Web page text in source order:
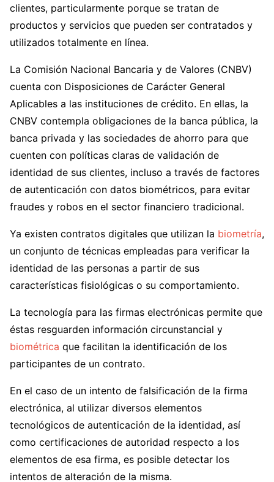
clientes, particularmente porque se tratan de
productos y servicios que pueden ser contratados y
utilizados totalmente en línea.
La Comisión Nacional Bancaria y de Valores (CNBV)
cuenta con Disposiciones de Carácter General
Aplicables a las instituciones de crédito. En ellas, la
CNBV contempla obligaciones de la banca pública, la
banca privada y las sociedades de ahorro para que
cuenten con políticas claras de validación de
identidad de sus clientes, incluso a través de factores
de autenticación con datos biométricos, para evitar
fraudes y robos en el sector financiero tradicional.
Ya existen contratos digitales que utilizan la biometría,
un conjunto de técnicas empleadas para verificar la
identidad de las personas a partir de sus
características fisiológicas o su comportamiento.
La tecnología para las firmas electrónicas permite que
éstas resguarden información circunstancial y
biométrica que facilitan la identificación de los
participantes de un contrato.
En el caso de un intento de falsificación de la firma
electrónica, al utilizar diversos elementos
tecnológicos de autenticación de la identidad, así
como certificaciones de autoridad respecto a los
elementos de esa firma, es posible detectar los
intentos de alteración de la misma.